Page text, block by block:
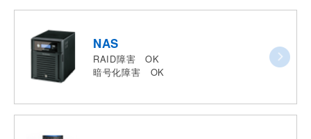
NAS
RAID障害 OK
暗号化障害 OK